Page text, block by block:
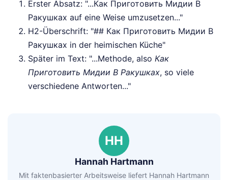
Erster Absatz: "...Как Приготовить Мидии В
Ракушках auf eine Weise umzusetzen..."
H2-Überschrift: "## Как Приготовить Мидии В
Ракушках in der heimischen Küche"
Später im Text: "...Methode, also Как
Приготовить Мидии В Ракушках, so viele
verschiedene Antworten..."
HH
Hannah Hartmann
Mit faktenbasierter Arbeitsweise liefert Hannah Hartmann